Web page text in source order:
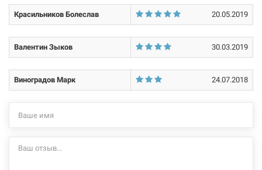
Красильников Болеслав 20.05.2019
Валентин Зыков 30.03.2019
Виноградов Марк 24.07.2018